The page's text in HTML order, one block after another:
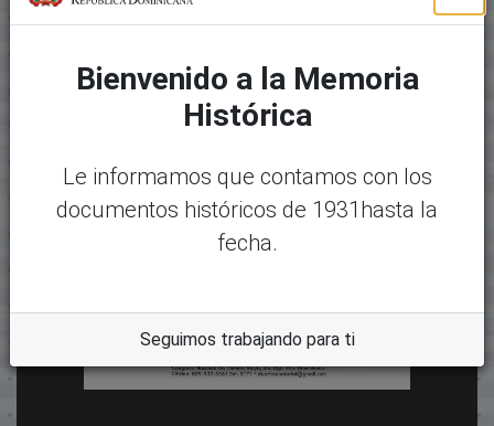
Bienvenido a la Memoria
Histórica
Le informamos que contamos con los
documentos históricos de 1931hasta la
fecha.
Seguimos trabajando para ti